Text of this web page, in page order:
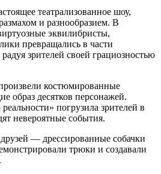
театрализованное шоу,
и разнообразием. В
эквилибристы,
превращались в части
зрителей своей грациозностью
костюмированные
образ десятков персонажей.
погрузила зрителей в
невероятные события.
— дрессированные собачки
трюки и создавали